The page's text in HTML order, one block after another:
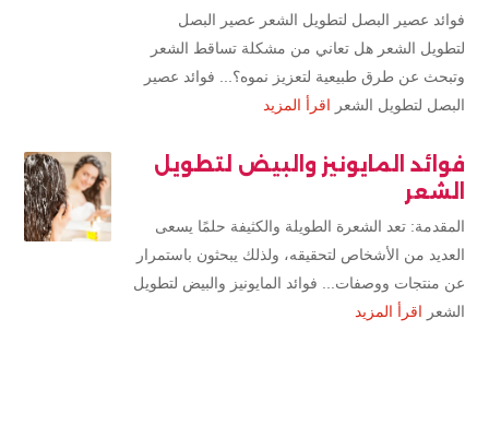
فوائد عصير البصل لتطويل الشعر عصير البصل
لتطويل الشعر هل تعاني من مشكلة تساقط الشعر
وتبحث عن طرق طبيعية لتعزيز نموه؟... فوائد عصير
البصل لتطويل الشعر اقرأ المزيد
فوائد المايونيز والبيض لتطويل
الشعر
المقدمة: تعد الشعرة الطويلة والكثيفة حلمًا يسعى
العديد من الأشخاص لتحقيقه، ولذلك يبحثون باستمرار
عن منتجات ووصفات... فوائد المايونيز والبيض لتطويل
الشعر اقرأ المزيد